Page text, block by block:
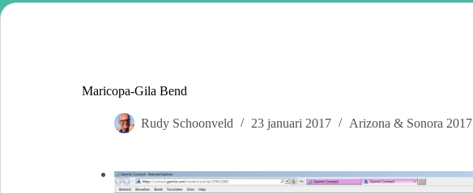
Maricopa-Gila Bend
Rudy Schoonveld 23 januari 2017 Arizona & Sonora 2017